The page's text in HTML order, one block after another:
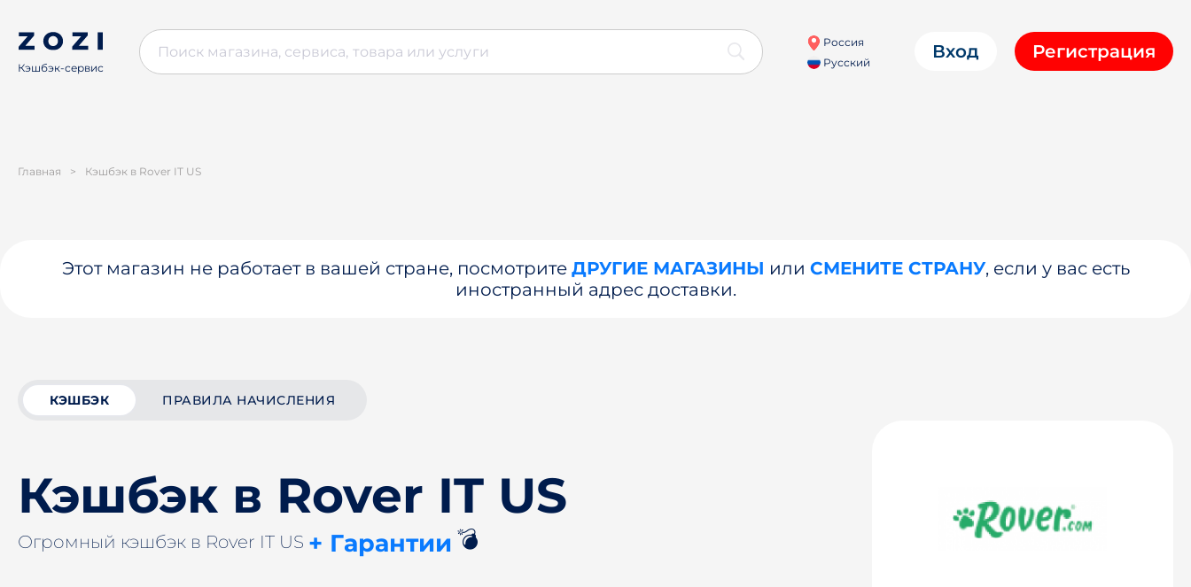
Кэшбэк-сервис
Россия
Русский
Вход Регистрация
Главная > Кэшбэк в Rover IT US
Этот магазин не работает в вашей стране, посмотрите ДРУГИЕ МАГАЗИНЫ или СМЕНИТЕ СТРАНУ, если у вас есть
иностранный адрес доставки.
КЭШБЭК ПРАВИЛА НАЧИСЛЕНИЯ
Кэшбэк в Rover IT US
Огромный кэшбэк в Rover IT US + Гарантии 💣